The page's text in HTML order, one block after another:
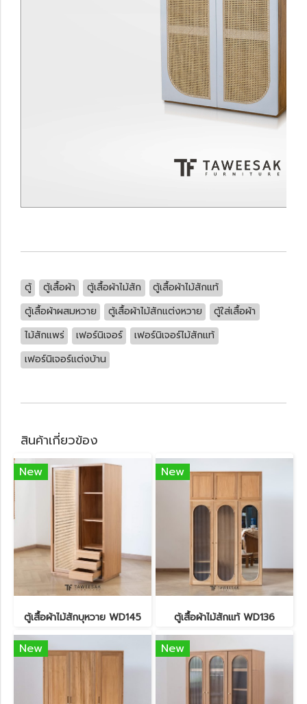
ตู้ ตู้เสื้อผ้า ตู้เสื้อผ้าไม้สัก
ตู้เสื้อผ้าไม้สักแท้
ตู้เสื้อผ้าผสมหวาย
ตู้เสื้อผ้าไม้สักแต่งหวาย
ตู้ใส่เสื้อผ้า
ไม้สักแพร่
เฟอร์นิเจอร์
เฟอร์นิเจอร์ไม้สักแท้
เฟอร์นิเจอร์แต่งบ้าน
สินค้าเกี่ยวข้อง
New
ตู้เสื้อผ้าไม้สักบุหวาย WD145
New
ตู้เสื้อผ้าไม้สักแท้ WD136
New New